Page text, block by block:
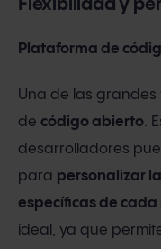
Flexibilidad y
Plataforma de
Una de las
de código abierto.
desarrolladores
para personalizar
específicas de cada
ideal, ya que